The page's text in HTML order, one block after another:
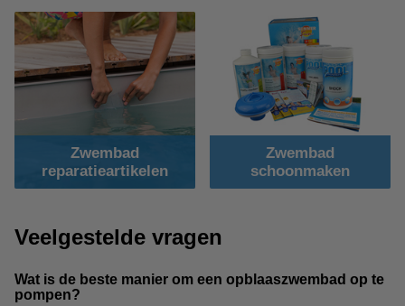
Zwembad
reparatieartikelen
Zwembad
schoonmaken
Veelgestelde vragen
Wat is de beste manier om een opblaaszwembad op te
pompen?